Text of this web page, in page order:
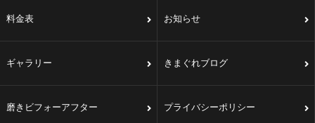
料金表 お知らせ
ギャラリー きまぐれブログ
磨きビフォーアフター プライバシーポリシー